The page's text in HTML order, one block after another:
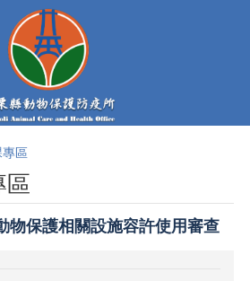
專區
區
物保護相關設施容許使用審查